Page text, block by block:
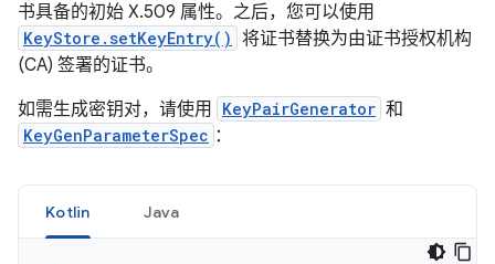
书具备的初始 X.509 属性。之后，您可以使用
KeyStore.setKeyEntry() 将证书替换为由证书授权机构
(CA) 签署的证书。
如需生成密钥对，请使用
KeyPairGenerator 和
KeyGenParameterSpec ：
Kotlin Java